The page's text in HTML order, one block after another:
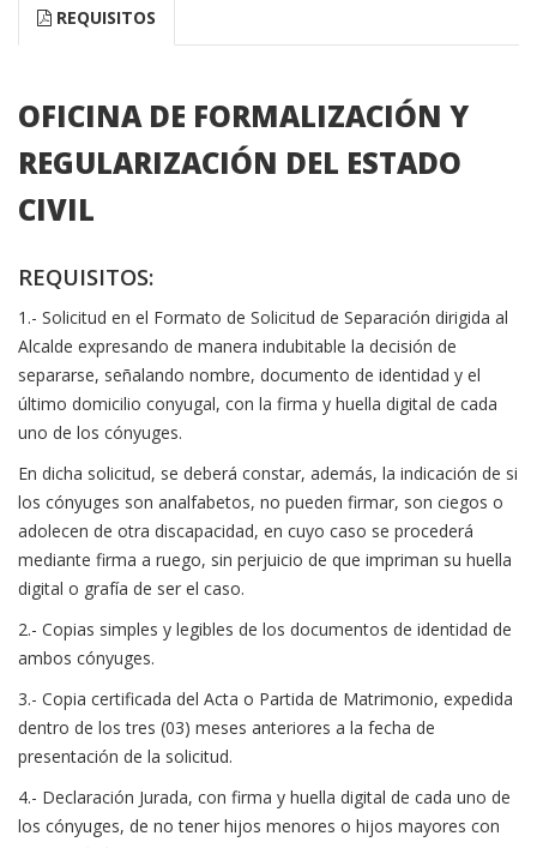
REQUISITOS
OFICINA DE FORMALIZACIÓN Y
REGULARIZACIÓN DEL ESTADO
CIVIL
REQUISITOS:
1.- Solicitud en el Formato de Solicitud de Separación dirigida al
Alcalde expresando de manera indubitable la decisión de
separarse, señalando nombre, documento de identidad y el
último domicilio conyugal, con la firma y huella digital de cada
uno de los cónyuges.
En dicha solicitud, se deberá constar, además, la indicación de si
los cónyuges son analfabetos, no pueden firmar, son ciegos o
adolecen de otra discapacidad, en cuyo caso se procederá
mediante firma a ruego, sin perjuicio de que impriman su huella
digital o grafía de ser el caso.
2.- Copias simples y legibles de los documentos de identidad de
ambos cónyuges.
3.- Copia certificada del Acta o Partida de Matrimonio, expedida
dentro de los tres (03) meses anteriores a la fecha de
presentación de la solicitud.
4.- Declaración Jurada, con firma y huella digital de cada uno de
los cónyuges, de no tener hijos menores o hijos mayores con